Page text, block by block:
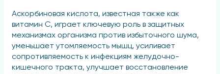
Аскорбиновая кислота, известная также как
витамин С, играет ключевую роль в защитных
механизмах организма против избыточного шума,
уменьшает утомляемость мышц, усиливает
сопротивляемость к инфекциям желудочно-
кишечного тракта, улучшает восстановление